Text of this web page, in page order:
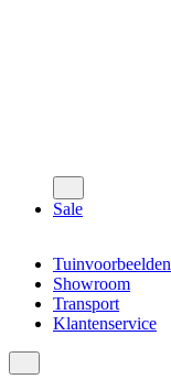
Sale
Tuinvoorbeelden
Showroom
Transport
Klantenservice